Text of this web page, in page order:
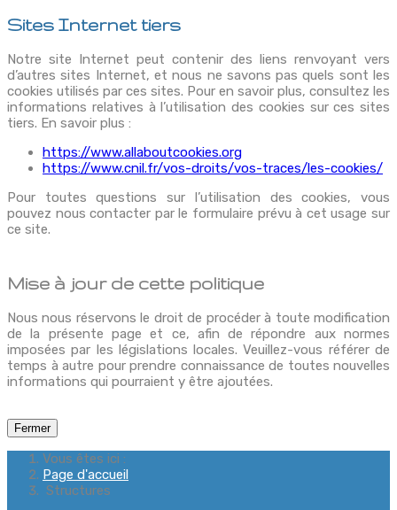
Sites Internet tiers
Notre site Internet peut contenir des liens renvoyant vers
d’autres sites Internet, et nous ne savons pas quels sont les
cookies utilisés par ces sites. Pour en savoir plus, consultez les
informations relatives à l’utilisation des cookies sur ces sites
tiers. En savoir plus :
https://www.allaboutcookies.org
https://www.cnil.fr/vos-droits/vos-traces/les-cookies/
Pour toutes questions sur l’utilisation des cookies, vous
pouvez nous contacter par le formulaire prévu à cet usage sur
ce site.
Mise à jour de cette politique
Nous nous réservons le droit de procéder à toute modification
de la présente page et ce, afin de répondre aux normes
imposées par les législations locales. Veuillez-vous référer de
temps à autre pour prendre connaissance de toutes nouvelles
informations qui pourraient y être ajoutées.
Fermer
Vous êtes ici :
Page d'accueil
Structures